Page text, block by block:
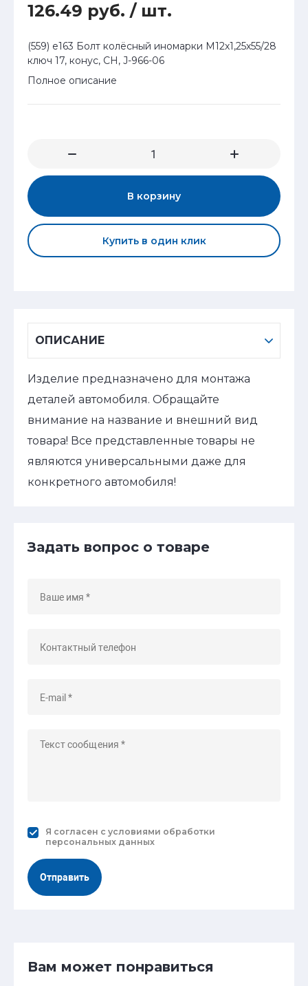
126.49 руб. / шт.
(559) е163 Болт колёсный иномарки М12х1,25х55/28
ключ 17, конус, CH, J-966-06
Полное описание
В корзину
Купить в один клик
ОПИСАНИЕ
Изделие предназначено для монтажа
деталей автомобиля. Обращайте
внимание на название и внешний вид
товара! Все представленные товары не
являются универсальными даже для
конкретного автомобиля!
Задать вопрос о товаре
Я согласен с условиями обработки
персональных данных
Отправить
Вам может понравиться